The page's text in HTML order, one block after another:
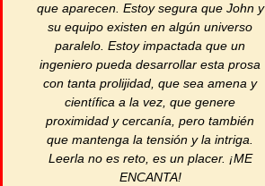
que aparecen. Estoy segura que John y
su equipo existen en algún universo
paralelo. Estoy impactada que un
ingeniero pueda desarrollar esta prosa
con tanta prolijidad, que sea amena y
científica a la vez, que genere
proximidad y cercanía, pero también
que mantenga la tensión y la intriga.
Leerla no es reto, es un placer. ¡ME
ENCANTA!